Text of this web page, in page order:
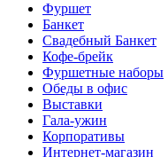
Фуршет
Банкет
Свадебный Банкет
Кофе-брейк
Фуршетные наборы
Обеды в офис
Выставки
Гала-ужин
Корпоративы
Интернет-магазин